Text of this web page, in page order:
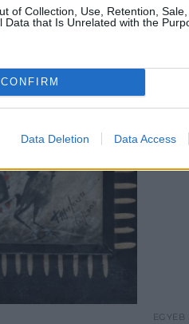
of Collection, Use, Retention,
Data that Is Unrelated with the
CONFIRM
Data Deletion Data Access
EGYÉB